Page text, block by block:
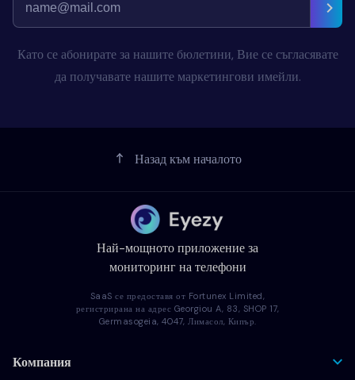
Като се абонирате за нашите бюлетини, Вие се съгласявате
да получавате нашите маркетингови имейли.
Назад към началото
Най-мощното приложение за
мониторинг на телефони
SaaS се предоставя от Fortunex Limited,
регистрирана на адрес Georgiou A, 83, SHOP 17,
Germasogeia, 4047, Лимасол, Кипър.
Компания